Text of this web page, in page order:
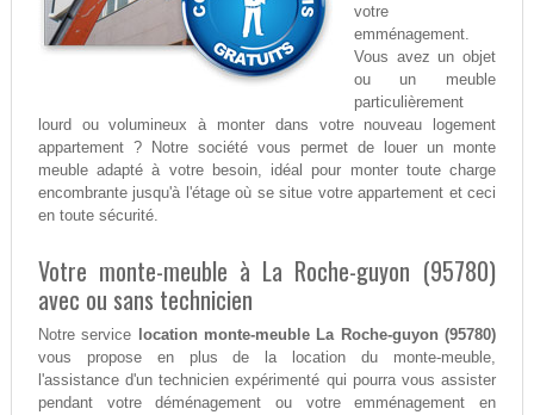
votre
emménagement.
Vous avez un objet
ou un meuble
particulièrement
lourd ou volumineux à monter dans votre nouveau logement
appartement ? Notre société vous permet de louer un monte
meuble adapté à votre besoin, idéal pour monter toute charge
encombrante jusqu'à l'étage où se situe votre appartement et ceci
en toute sécurité.
Votre monte-meuble à La Roche-guyon (95780)
avec ou sans technicien
Notre service
location monte-meuble La Roche-guyon (95780)
vous propose en plus de la location du monte-meuble,
l'assistance d'un technicien expérimenté qui pourra vous assister
pendant votre déménagement ou votre emménagement en